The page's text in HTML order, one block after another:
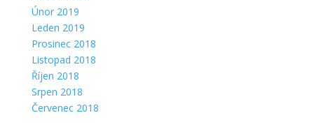
Únor 2019
Leden 2019
Prosinec 2018
Listopad 2018
Říjen 2018
Srpen 2018
Červenec 2018